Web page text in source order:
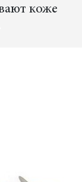
коже